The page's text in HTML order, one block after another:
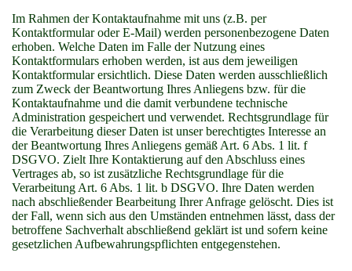
Im Rahmen der Kontaktaufnahme mit uns (z.B. per
Kontaktformular oder E-Mail) werden personenbezogene Daten
erhoben. Welche Daten im Falle der Nutzung eines
Kontaktformulars erhoben werden, ist aus dem jeweiligen
Kontaktformular ersichtlich. Diese Daten werden ausschließlich
zum Zweck der Beantwortung Ihres Anliegens bzw. für die
Kontaktaufnahme und die damit verbundene technische
Administration gespeichert und verwendet. Rechtsgrundlage für
die Verarbeitung dieser Daten ist unser berechtigtes Interesse an
der Beantwortung Ihres Anliegens gemäß Art. 6 Abs. 1 lit. f
DSGVO. Zielt Ihre Kontaktierung auf den Abschluss eines
Vertrages ab, so ist zusätzliche Rechtsgrundlage für die
Verarbeitung Art. 6 Abs. 1 lit. b DSGVO. Ihre Daten werden
nach abschließender Bearbeitung Ihrer Anfrage gelöscht. Dies ist
der Fall, wenn sich aus den Umständen entnehmen lässt, dass der
betroffene Sachverhalt abschließend geklärt ist und sofern keine
gesetzlichen Aufbewahrungspflichten entgegenstehen.